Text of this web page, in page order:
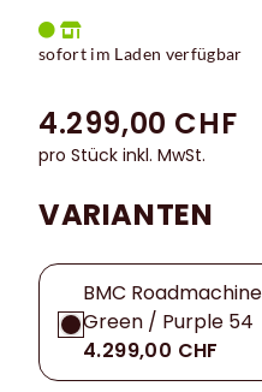
sofort im Laden verfügbar
4.299,00 CHF
pro Stück inkl. MwSt.
VARIANTEN
BMC
Green / Purple 54
4.299,00 CHF